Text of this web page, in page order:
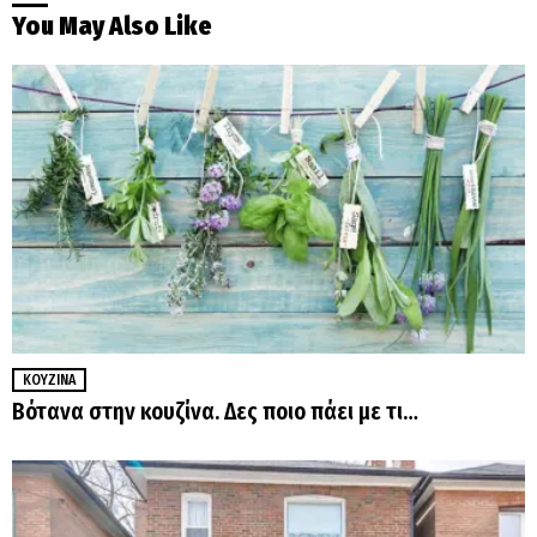
You May Also Like
ΚΟΥΖΊΝΑ
Βότανα στην κουζίνα. Δες ποιο πάει με τι…